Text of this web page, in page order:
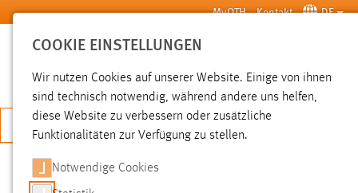
Zum Hauptinhalt springen MyOTH Kontakt DE
SUCHE
JETZT BEWERBEN
Hochschule Aktuelles News der OTH Amberg-Weiden
COOKIE EINSTELLUNGEN
Wir nutzen Cookies auf unserer Website. Einige von ihnen
sind technisch notwendig, während andere uns helfen,
diese Website zu verbessern oder zusätzliche
Funktionalitäten zur Verfügung zu stellen.
Notwendige Cookies